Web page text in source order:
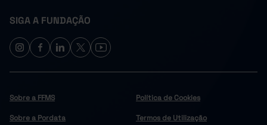
SIGA A FUNDAÇÃO
Sobre a FFMS
Sobre a Pordata
Política de Cookies
Termos de Utilização